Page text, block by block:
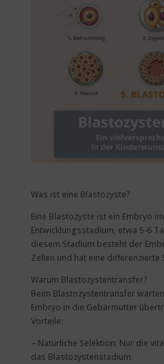
Was ist eine Blastozyste?
Eine Blastozyste ist ein Embryo
Entwicklungsstadium, etwa 5-6
diesem Stadium besteht der
Zellen und hat eine differenzierte
Warum Blastozystentransfer?
Beim Blastozystentransfer
Embryo in die Gebärmutter
Vorteile:
– Natürliche Selektion: Nur die
das Blastozystenstadium.